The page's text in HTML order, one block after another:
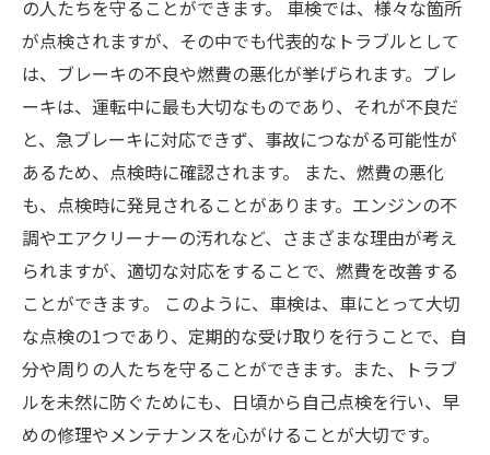
の人たちを守ることができます。 車検では、様々な箇所
が点検されますが、その中でも代表的なトラブルとして
は、ブレーキの不良や燃費の悪化が挙げられます。ブレ
ーキは、運転中に最も大切なものであり、それが不良だ
と、急ブレーキに対応できず、事故につながる可能性が
あるため、点検時に確認されます。 また、燃費の悪化
も、点検時に発見されることがあります。エンジンの不
調やエアクリーナーの汚れなど、さまざまな理由が考え
られますが、適切な対応をすることで、燃費を改善する
ことができます。 このように、車検は、車にとって大切
な点検の1つであり、定期的な受け取りを行うことで、自
分や周りの人たちを守ることができます。また、トラブ
ルを未然に防ぐためにも、日頃から自己点検を行い、早
めの修理やメンテナンスを心がけることが大切です。